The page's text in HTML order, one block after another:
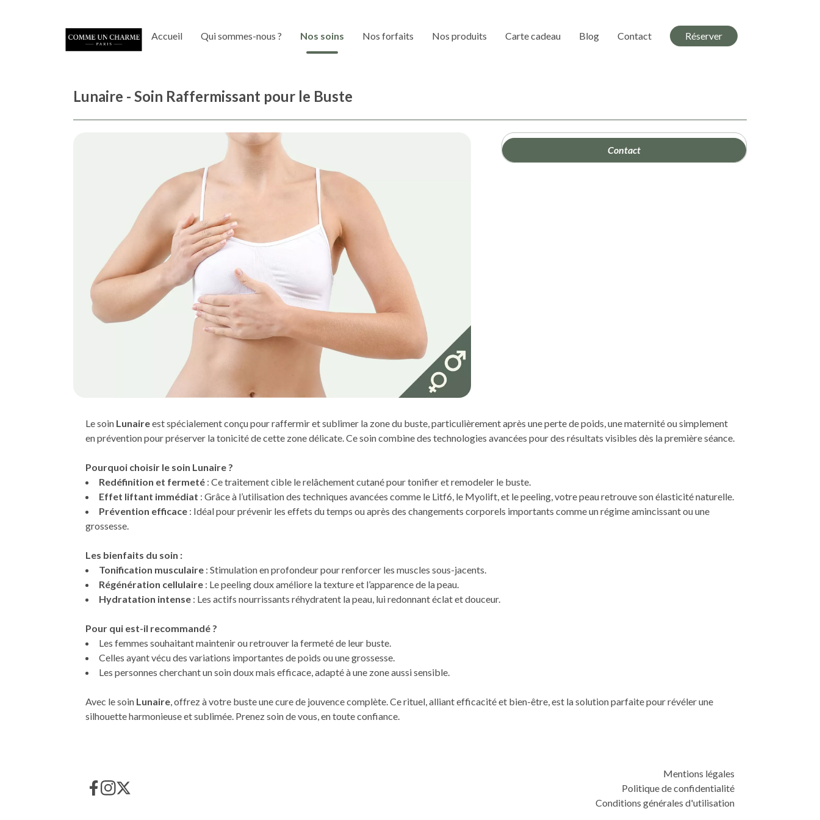
Accueil Qui sommes-nous ? Nos soins Nos forfaits Nos produits Carte cadeau Blog Contact Réserver
Lunaire - Soin Raffermissant pour le Buste
Contact
Le soin Lunaireest spécialement conçu pour raffermir et sublimer la zone du buste, particulièrement après une perte de poids, une maternité ou simplement
en prévention pour préserver la tonicité de cette zone délicate. Ce soin combine des technologies avancées pour des résultats visibles dès la première séance.
Pourquoi choisir le soin Lunaire ?
Redéfinition et fermeté : Ce traitement cible le relâchement cutané pour tonifier et remodeler le buste.
Effet liftant immédiat : Grâce à l’utilisation des techniques avancées comme le Litf6, le Myolift, et le peeling, votre peau retrouve son élasticité naturelle.
Prévention efficace : Idéal pour prévenir les effets du temps ou après des changements corporels importants comme un régime amincissant ou une
grossesse.
Les bienfaits du soin :
Tonification musculaire : Stimulation en profondeur pour renforcer les muscles sous-jacents.
Régénération cellulaire : Le peeling doux améliore la texture et l’apparence de la peau.
Hydratation intense : Les actifs nourrissants réhydratent la peau, lui redonnant éclat et douceur.
Pour qui est-il recommandé ?
Les femmes souhaitant maintenir ou retrouver la fermeté de leur buste.
Celles ayant vécu des variations importantes de poids ou une grossesse.
Les personnes cherchant un soin doux mais efficace, adapté à une zone aussi sensible.
Avec le soin Lunaire , offrez à votre buste une cure de jouvence complète. Ce rituel, alliant efficacité et bien-être, est la solution parfaite pour révéler une
silhouette harmonieuse et sublimée. Prenez soin de vous, en toute confiance.
Mentions légales
Politique de confidentialité
Conditions générales d'utilisation